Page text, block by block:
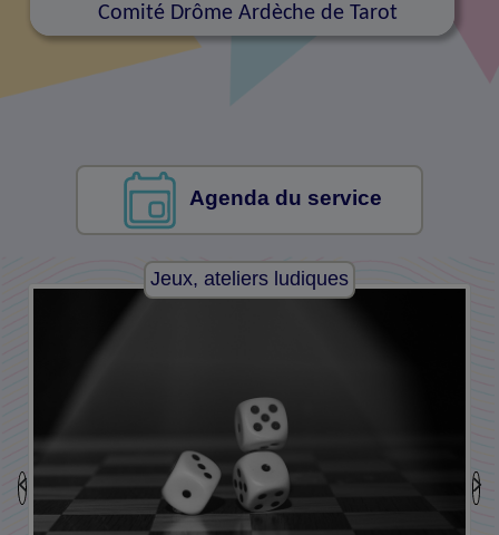
Comité Drôme Ardèche de Tarot
Agenda du service
Jeux, ateliers ludiques